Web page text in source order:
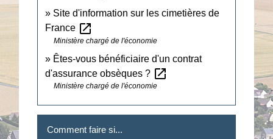
Site d'information sur les cimetières de
France open_in_new
Ministère chargé de l'économie
Êtes-vous bénéficiaire d'un contrat
d'assurance obsèques ? open_in_new
Ministère chargé de l'économie
Comment faire si...